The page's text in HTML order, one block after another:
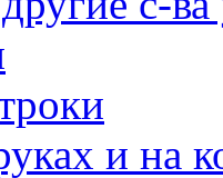
и на